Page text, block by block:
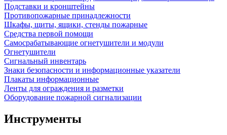
Подставки и кронштейны
Противопожарные принадлежности
Шкафы, щиты, ящики, стенды пожарные
Средства первой помощи
Самосрабатывающие огнетушители и модули
Огнетушители
Сигнальный инвентарь
Знаки безопасности и информационные указатели
Плакаты информационные
Ленты для ограждения и разметки
Оборудование пожарной сигнализации
Инструменты